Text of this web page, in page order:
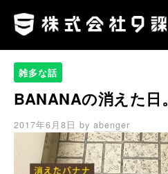
株
式
会
社
9
課
ネ
ッ
ト
を
じ
雑多な話
BANANAの消えた日。
2017年6月8日 by abenger
式
会
社
課